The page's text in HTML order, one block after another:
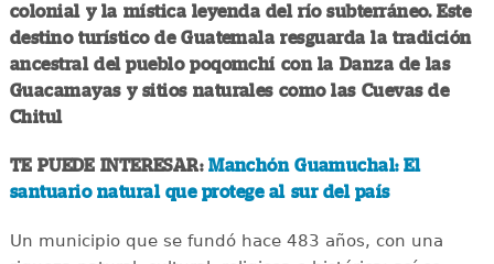
colonial y la mística leyenda del río subterráneo. Este
destino turístico de Guatemala resguarda la tradición
ancestral del pueblo poqomchí con la Danza de las
Guacamayas y sitios naturales como las Cuevas de
Chitul
TE PUEDE INTERESAR:Manchón Guamuchal: El
santuario natural que protege al sur del país
Un municipio que se fundó hace 483 años, con una